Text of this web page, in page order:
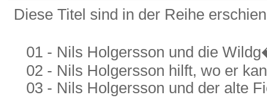
Diese Titel sind in der Reihe
01 - Nils Holgersson und die
02 - Nils Holgersson hilft, wo er
03 - Nils Holgersson und der alte